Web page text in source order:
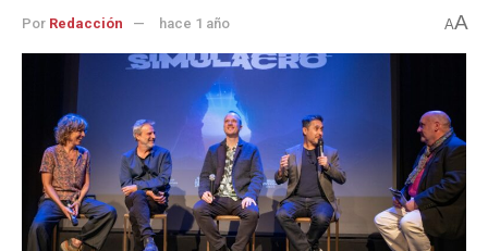
Por Redacción hace 1 año AA